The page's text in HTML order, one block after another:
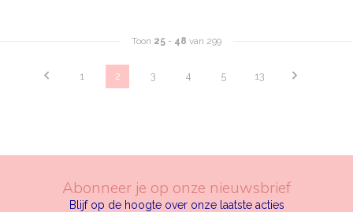
Toon 25 - 48 van 299
1 2 3 4 5 13
Abonneer je op onze nieuwsbrief
Blijf op de hoogte over onze laatste acties